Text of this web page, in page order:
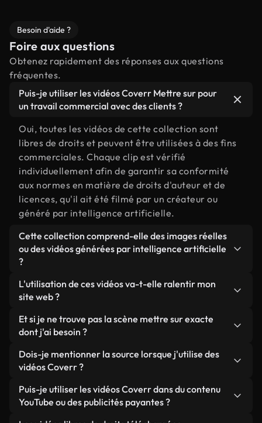
Besoin d'aide ?
Foire aux questions
Obtenez rapidement des réponses aux questions
fréquentes.
Puis-je utiliser les vidéos Coverr Mettre sur pour
un travail commercial avec des clients ?
Oui, toutes les vidéos de cette collection sont
libres de droits et peuvent être utilisées à des fins
commerciales. Chaque clip est vérifié
individuellement afin de garantir sa conformité
aux normes en matière de droits d'auteur et de
licences, qu'il ait été filmé par un créateur ou
généré par intelligence artificielle.
Cette collection comprend-elle des images réelles
ou des vidéos générées par intelligence artificielle
?
Les deux. Il s'agit d'une bibliothèque hybride
composée de véritables images filmées par des
générées par IA. Chaque vidéo est clairement
identifiée afin que vous sachiez toujours ce que
vous utilisez.
L'utilisation de ces vidéos va-t-elle ralentir mon
site web ?
Sauf si vous choisissez nos versions optimisées.
Nous proposons des formats légers, prêts pour le
ils conservent une qualité élevée tout en
minimisant les temps de chargement et en
améliorant des indicateurs comme le LCP.
Et si je ne trouve pas la scène mettre sur exacte
dont j'ai besoin ?
Vous pouvez en créer une instantanément avec
Coverr AI Studio. Il vous suffit de décrire la scène,
le Studio générera en quelques secondes une vidéo
personnalisée conforme à nos normes de licence.
Dois-je mentionner la source lorsque j'utilise des
vidéos Coverr ?
Aucune attribution n'est requise. Toutes les vidéos
de notre bibliothèque sont libres de droits et
Puis-je utiliser les vidéos Coverr dans du contenu
YouTube ou des publicités payantes ?
Oui. Toutes les séquences vidéo de Coverr peuvent